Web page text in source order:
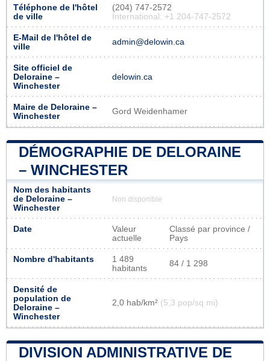
Téléphone de l'hôtel
de ville
(204) 747-2572
International: +1 204-747-2572
E-Mail de l'hôtel de
ville
admin@delowin.ca
Site officiel de
Deloraine –
Winchester
delowin.ca
Maire de Deloraine –
Winchester
Gord Weidenhamer
DÉMOGRAPHIE DE DELORAINE
– WINCHESTER
Nom des habitants
de Deloraine –
Winchester
Non disponible
Date
Valeur
actuelle
Classé par province /
Pays
Nombre d'habitants
1 489
habitants
84 / 1 298
Densité de
population de
Deloraine –
Winchester
2,0 hab/km² (5,3 pop/sq mi)
DIVISION ADMINISTRATIVE DE